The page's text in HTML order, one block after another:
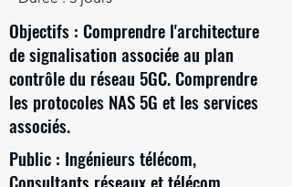
Objectifs : Comprendre l'architecture
de signalisation associée au plan
contrôle du réseau 5GC. Comprendre
les protocoles NAS 5G et les services
associés.
Public : Ingénieurs télécom,
Consultants réseaux et télécom,